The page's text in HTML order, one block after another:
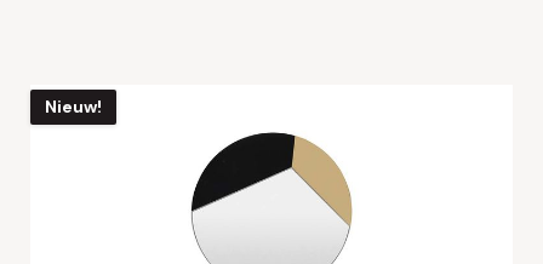
Nieuw!